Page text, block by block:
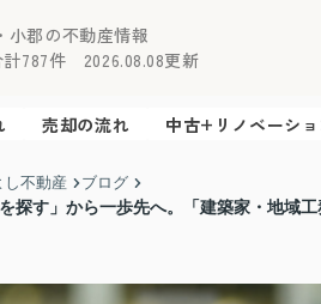
小郡の不動産情報
787件 2026.08.08更新
売却の流れ 中古+リノベーショ
し不動産 ブログ
探す」から一歩先へ。「建築家・地域